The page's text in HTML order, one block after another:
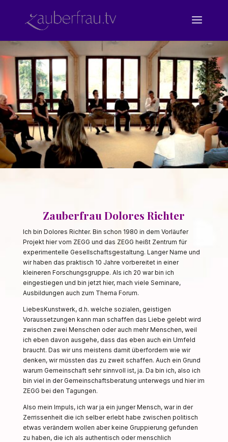
Zauberfrau Dolores Richter
Ich bin Dolores Richter. Bin schon 1980 in dem Vorläufer
Projekt hier vom ZEGG und das ZEGG heißt Zentrum für
experimentelle Gesellschaftsgestaltung. Langer Name und
wir haben das praktisch 10 Jahre vorbereitet in einer
kleineren Forschungsgruppe. Als ich 20 war bin ich
eingestiegen und bin jetzt hier, mach viele Seminare,
Ausbildungen auch zum Thema Forum.
LiebesKunstwerk, d.h. welche sozialen, geistigen
Voraussetzungen kann man schaffen das Liebe gelebt wird
zwischen zwei Menschen oder auch mehr Menschen, weil
ich eben davon ausgehe, dass das eben auch ein Umfeld
braucht. Das wir uns meistens damit überfordern wie wir
denken, wir müssten das zu zweit schaffen. Auch ein Grund
warum Gemeinschaft sehr sinnvoll ist, ja. Da bin ich, also ich
bin viel in der Gemeinschaftsberatung unterwegs und hier im
ZEGG bei den Tagungen.
Also mein Impuls, ich war ja ein junger Mensch, war in der
Zerrissenheit die ich selber erlebt habe zwischen politisch
etwas verändern wollen aber keine Gruppierung gefunden
zu haben, die ich als authentisch oder menschlich